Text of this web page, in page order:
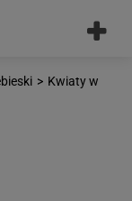
> Kwiaty w